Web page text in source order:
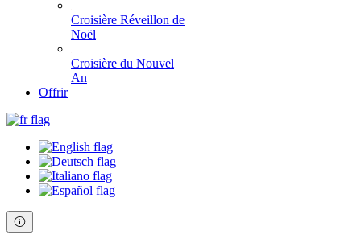
Croisière Réveillon de
Noël
Croisière du Nouvel
An
Offrir